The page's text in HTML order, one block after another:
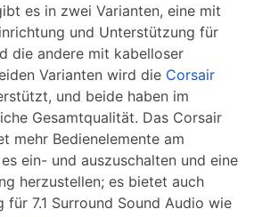
es in zwei Varianten, eine mit
und Unterstützung für
die andere mit kabelloser
Varianten wird die Corsair
und beide haben im
Gesamtqualität. Das Corsair
mehr Bedienelemente am
ein- und auszuschalten und eine
herzustellen; es bietet auch
für 7.1 Surround Sound Audio wie